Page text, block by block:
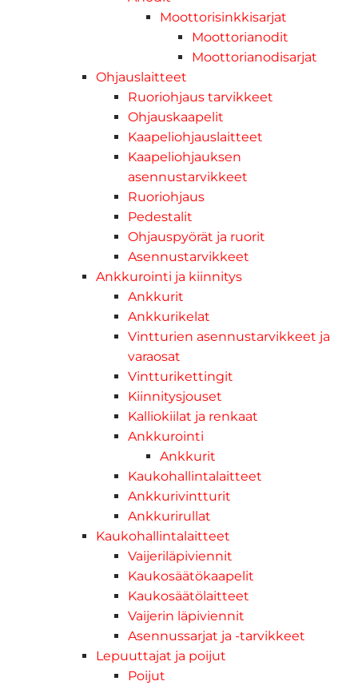
Moottorisinkkisarjat
Moottorianodit
Moottorianodisarjat
Ohjauslaitteet
Ruoriohjaus tarvikkeet
Ohjauskaapelit
Kaapeliohjauslaitteet
Kaapeliohjauksen
asennustarvikkeet
Ruoriohjaus
Pedestalit
Ohjauspyörät ja ruorit
Asennustarvikkeet
Ankkurointi ja kiinnitys
Ankkurit
Ankkurikelat
Vintturien asennustarvikkeet ja
varaosat
Vintturikettingit
Kiinnitysjouset
Kalliokiilat ja renkaat
Ankkurointi
Ankkurit
Kaukohallintalaitteet
Ankkurivintturit
Ankkurirullat
Kaukohallintalaitteet
Vaijeriläpiviennit
Kaukosäätökaapelit
Kaukosäätölaitteet
Vaijerin läpiviennit
Asennussarjat ja -tarvikkeet
Lepuuttajat ja poijut
Poijut